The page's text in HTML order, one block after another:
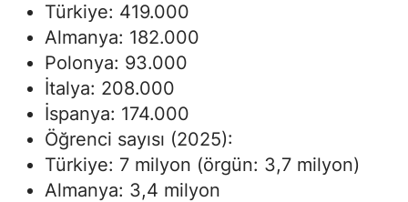
Türkiye: 419.000
Almanya: 182.000
Polonya: 93.000
İtalya: 208.000
İspanya: 174.000
Öğrenci sayısı (2025):
Türkiye: 7 milyon (örgün: 3,7 milyon)
Almanya: 3,4 milyon